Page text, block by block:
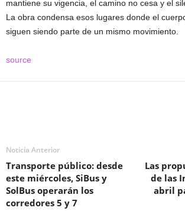
mantiene su vigencia, el camino no cesa y el
La obra condensa esos lugares donde el
siguen siendo parte de un mismo movimiento.
source
Noticia Anterior
Transporte público: desde
este miércoles, SiBus y
SolBus operarán los
corredores 5 y 7
Las
de las
abril